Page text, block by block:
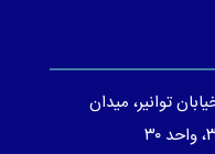
توانیر، میدان